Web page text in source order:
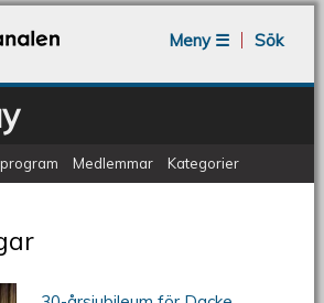
Meny ☰
Sök
Medlemmar Kategorier